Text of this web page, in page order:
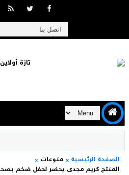
الصفحة الرئيسية
منوعات
المنتج كريم مجدى يحضر لحفل ضخم